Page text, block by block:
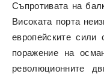
Съпротивата на
Високата порта
европейските сили
поражение на
революционните